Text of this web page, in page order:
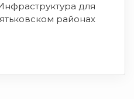
для
районах